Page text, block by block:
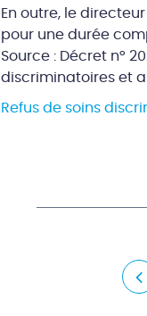
En outre, le
pour une durée
Source : Décret n°
discriminatoires et
Refus de soins